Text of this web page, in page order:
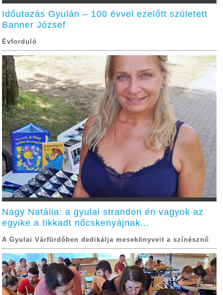
Időutazás Gyulán – 100 évvel ezelőtt született
Banner József
Évforduló
Nagy Natália: a gyulai strandon én vagyok az
egyike a tikkadt nőcskenyájnak...
A Gyulai Várfürdőben dedikálja mesekönyveit a színésznő